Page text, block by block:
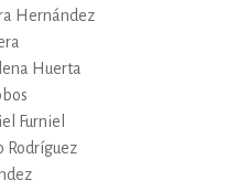
Hernández
Huerta
Furniel
Rodríguez